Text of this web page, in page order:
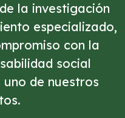
la investigación
especializado,
con la
social
de nuestros